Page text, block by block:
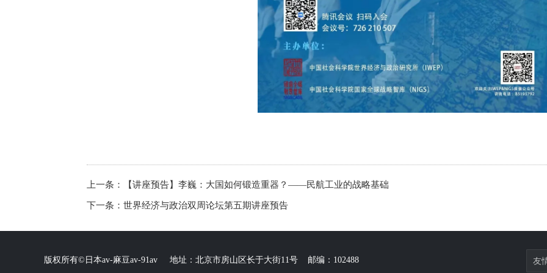
上一条： 【讲座预告】李巍：大国如何锻造重器？——民航工业的战略基础
下一条： 世界经济与政治双周论坛第五期讲座预告
版权所有©日本av-麻豆av-91av 地址：北京市房山区长于大街11号 邮编：102488 友